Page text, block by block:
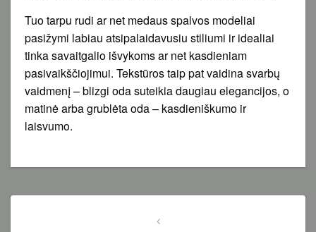
Tuo tarpu rudi ar net medaus spalvos modeliai
pasižymi labiau atsipalaidavusiu stiliumi ir idealiai
tinka savaitgalio išvykoms ar net kasdieniam
pasivaikščiojimui. Tekstūros taip pat vaidina svarbų
vaidmenį – blizgi oda suteikia daugiau elegancijos, o
matinė arba grublėta oda – kasdieniškumo ir
laisvumo.
Navigacija
Previous